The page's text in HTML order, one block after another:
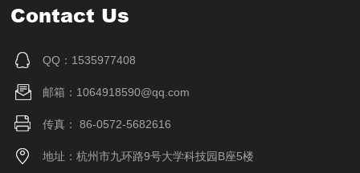
Contact Us
QQ：1535977408
邮箱：1064918590@qq.com
传真： 86-0572-5682616
地址：杭州市九环路9号大学科技园B座5楼